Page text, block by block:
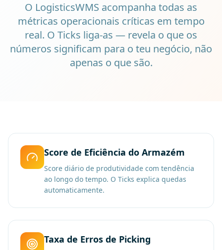
O LogisticsWMS acompanha todas as
métricas operacionais críticas em tempo
real. O Ticks liga-as — revela o que os
números significam para o teu negócio, não
apenas o que são.
Score de Eficiência do Armazém
Score diário de produtividade com tendência
ao longo do tempo. O Ticks explica quedas
automaticamente.
Taxa de Erros de Picking